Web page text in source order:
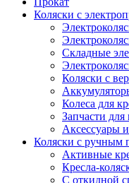
Коляски с
Складные
Коляски с
Колеса для
Запчасти для
Аксессуары
Коляски с ручным
Активные
Кресла-
С откидной